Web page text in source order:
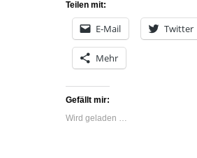
Teilen mit:
E-Mail Twitter
Mehr
Gefällt mir:
Wird geladen …